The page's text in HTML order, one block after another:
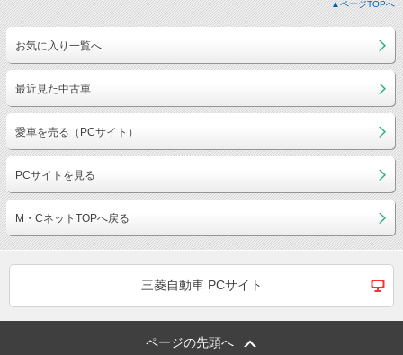
▲ページTOPへ
お気に入り一覧へ
最近見た中古車
愛車を売る（PCサイト）
PCサイトを見る
M・CネットTOPへ戻る
三菱自動車 PCサイト
ページの先頭へ